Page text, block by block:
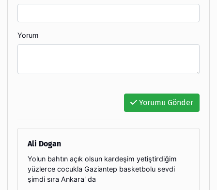
Yorum
Yorumu Gönder
Ali Dogan
Yolun bahtın açık olsun kardeşim yetiştirdiğim
yüzlerce cocukla Gaziantep basketbolu sevdi
şimdi sıra Ankara' da